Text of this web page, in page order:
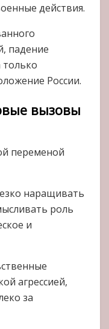
действия.
падение
России.
вызовы
переменой
наращивать
роль
и
агрессией,
за